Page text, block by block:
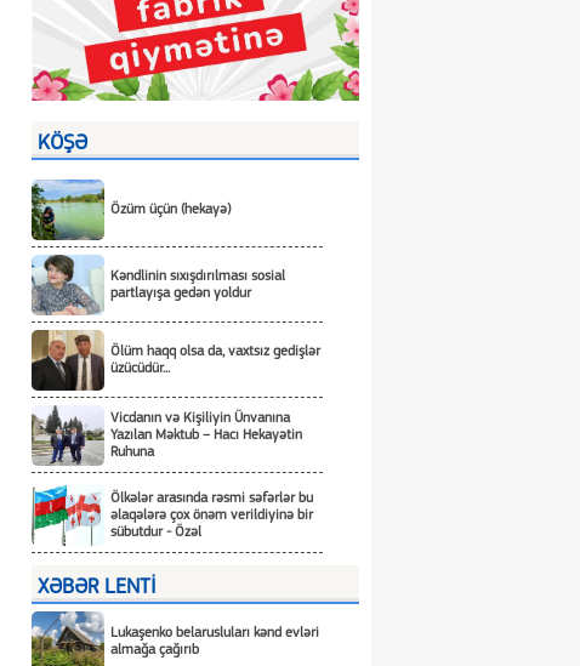
KÖŞƏ
Özüm üçün (hekayə)
Kəndlinin sıxışdırılması sosial
partlayışa gedən yoldur
Ölüm haqq olsa da, vaxtsız gedişlər
üzücüdür...
Vicdanın və Kişiliyin Ünvanına
Yazılan Məktub – Hacı Hekayətin
Ruhuna
Ölkələr arasında rəsmi səfərlər bu
əlaqələrə çox önəm verildiyinə bir
sübutdur - Özəl
XƏBƏR LENTİ
Lukaşenko belarusluları kənd evləri
almağa çağırıb